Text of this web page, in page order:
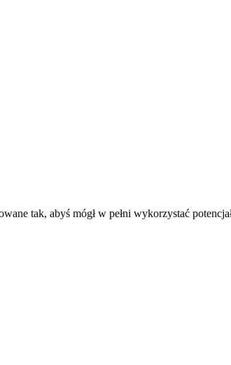
tak, abyś mógł w pełni wykorzystać